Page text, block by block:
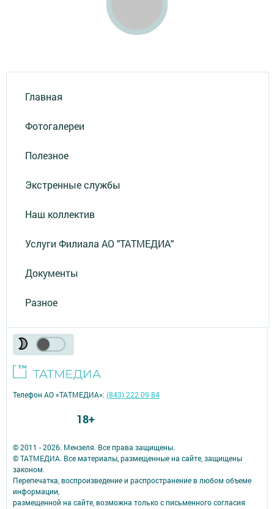
Главная
Фотогалереи
Полезное
Экстренные службы
Наш коллектив
Услуги Филиала АО "ТАТМЕДИА"
Документы
Разное
© 2011 - 2026. Мензеля. Все права защищены.
© ТАТМЕДИА. Все материалы, размещенные на сайте, защищены
законом.
Перепечатка, воспроизведение и распространение в любом объеме
информации,
размещенной на сайте, возможна только с письменного согласия
Телефон АО «ТАТМЕДИА»:(843) 222 09 84
18+